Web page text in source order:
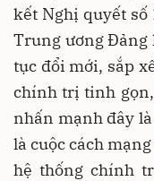
kết Nghị quyết số
Trung ương Đảng
tục đổi mới, sắp
chính trị tinh gọn,
nhấn mạnh đây
là cuộc cách
hệ thống chính